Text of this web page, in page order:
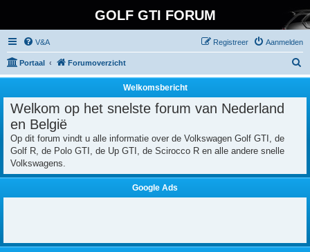
GOLF GTI FORUM
V&A Aanmelden
Registreer
Portaal Forumoverzicht
o
Welkomsbericht
Welkom op het snelste forum van Nederland
en België
Op dit forum vindt u alle informatie over de Volkswagen Golf GTI, de
Golf R, de Polo GTI, de Up GTI, de Scirocco R en alle andere snelle
Volkswagens.
Google Ads